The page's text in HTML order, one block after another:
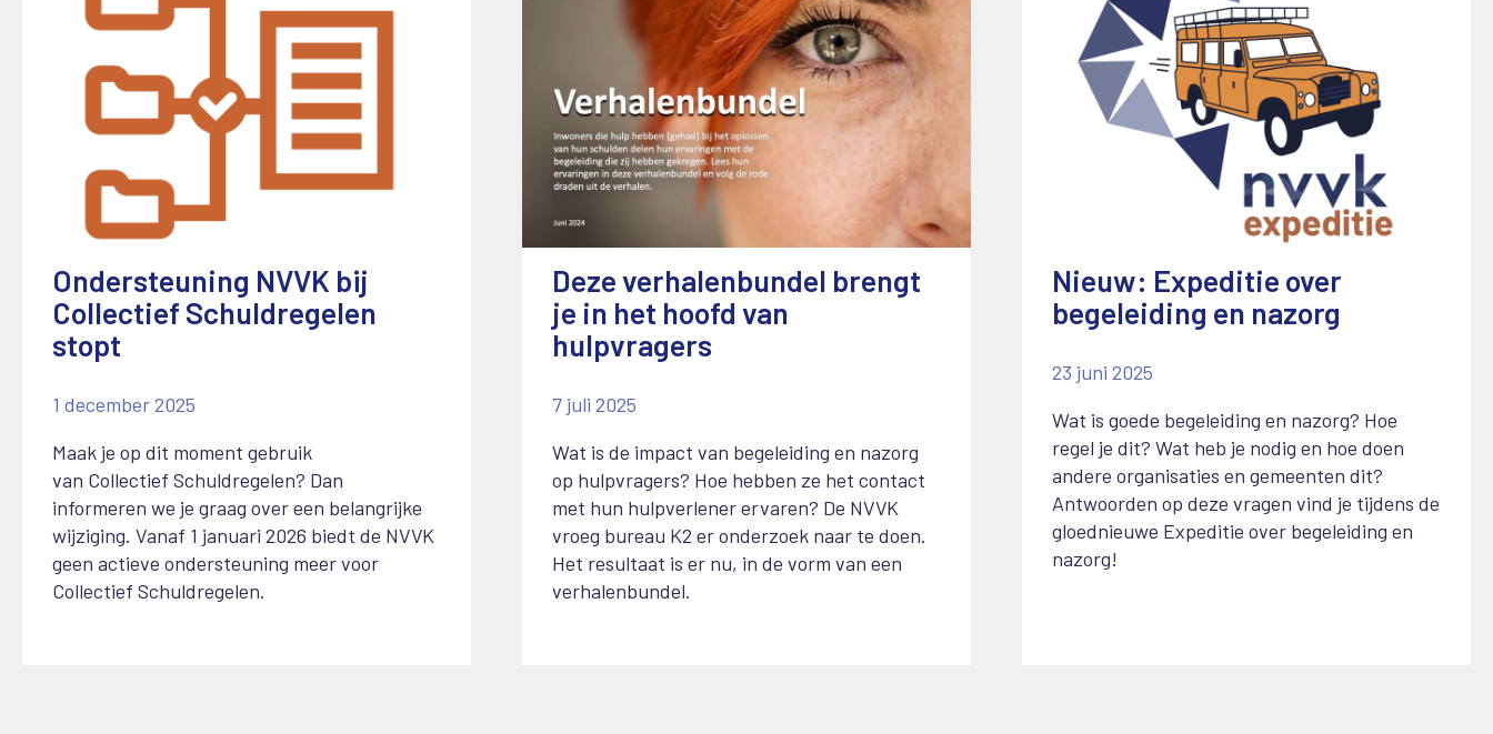
Ondersteuning NVVK bij
Collectief Schuldregelen
stopt
1 december 2025
Maak je op dit moment gebruik
van Collectief Schuldregelen? Dan
informeren we je graag over een belangrijke
wijziging. Vanaf 1 januari 2026 biedt de NVVK
geen actieve ondersteuning meer voor
Collectief Schuldregelen.
Deze verhalenbundel brengt
je in het hoofd van
hulpvragers
7 juli 2025
Wat is de impact van begeleiding en nazorg
op hulpvragers? Hoe hebben ze het contact
met hun hulpverlener ervaren? De NVVK
vroeg bureau K2 er onderzoek naar te doen.
Het resultaat is er nu, in de vorm van een
verhalenbundel.
Nieuw: Expeditie over
begeleiding en nazorg
23 juni 2025
Wat is goede begeleiding en nazorg? Hoe
regel je dit? Wat heb je nodig en hoe doen
andere organisaties en gemeenten dit?
Antwoorden op deze vragen vind je tijdens de
gloednieuwe Expeditie over begeleiding en
nazorg!